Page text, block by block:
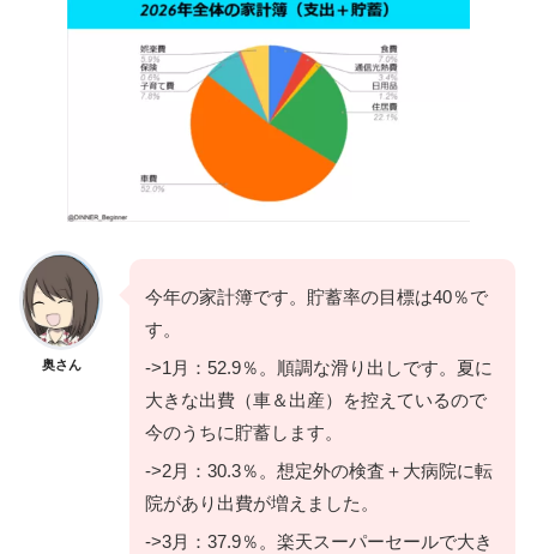
奥さん
今年の家計簿です。貯蓄率の目標は40％で
す。
->1月：52.9％。順調な滑り出しです。夏に
大きな出費（車＆出産）を控えているので
今のうちに貯蓄します。
->2月：30.3％。想定外の検査＋大病院に転
院があり出費が増えました。
->3月：37.9％。楽天スーパーセールで大き